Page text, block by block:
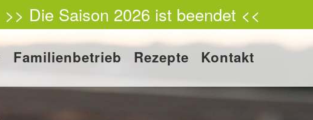
>> Die Saison 2026 ist beendet <<
Familienbetrieb Rezepte Kontakt